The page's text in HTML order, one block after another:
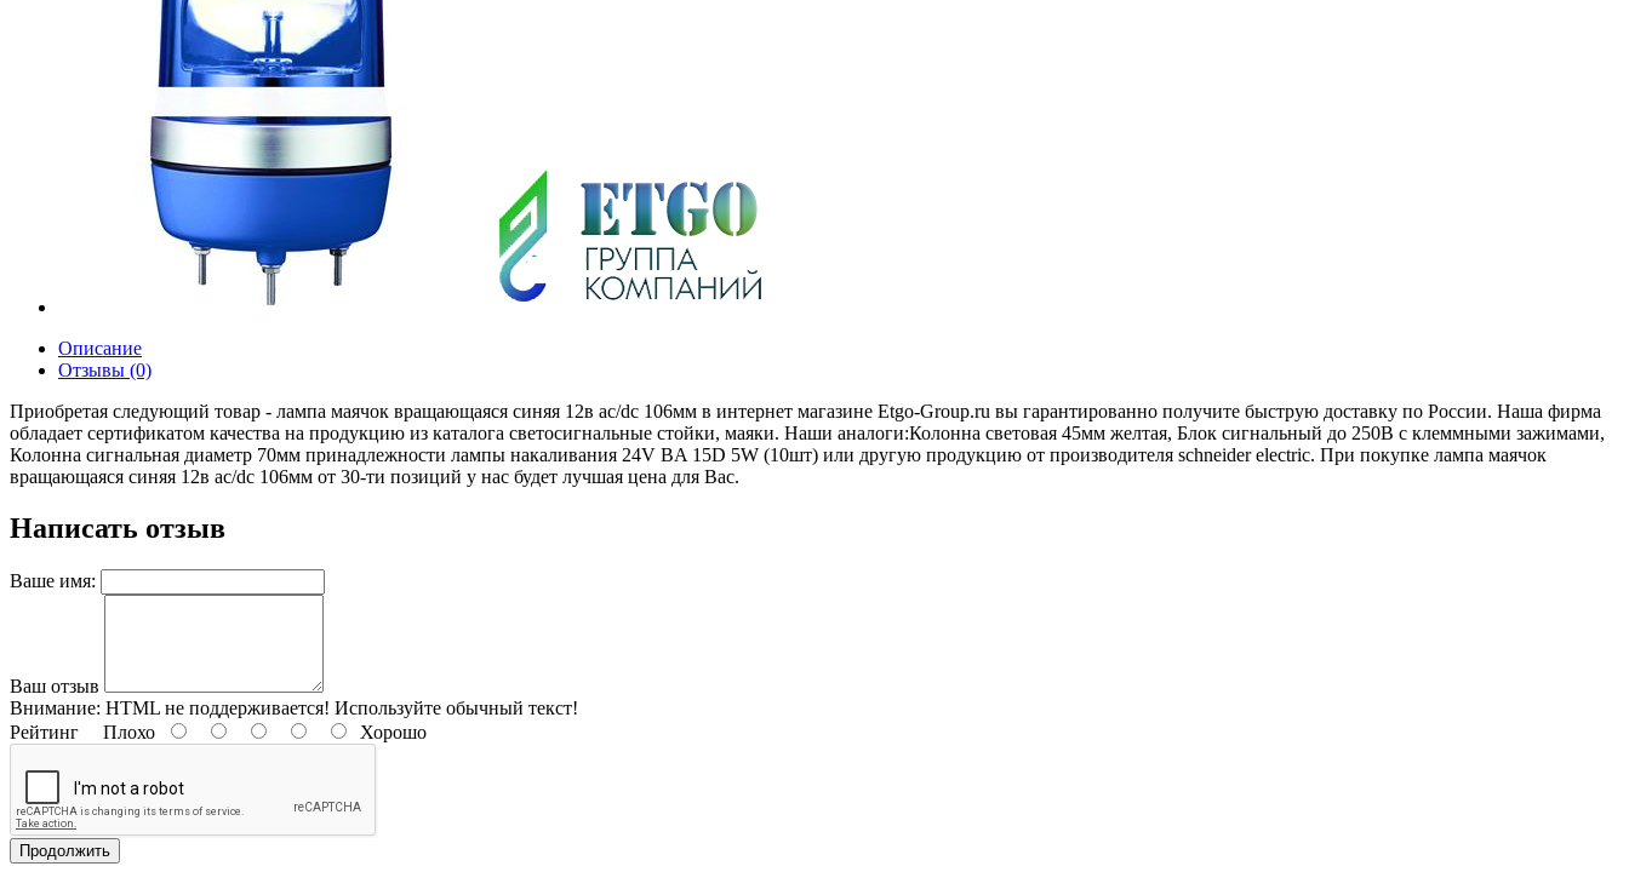
Описание
Отзывы (0)
Приобретая следующий товар - лампа маячок вращающаяся синяя 12в ac/dc 106мм в интернет магазине Etgo-Group.ru вы гарантированно получите быструю доставку по России. Наша фирма
обладает сертификатом качества на продукцию из каталога светосигнальные стойки, маяки. Наши аналоги:Колонна световая 45мм желтая, Блок сигнальный до 250В с клеммными зажимами,
Колонна сигнальная диаметр 70мм принадлежности лампы накаливания 24V BA 15D 5W (10шт) или другую продукцию от производителя schneider electric. При покупке лампа маячок
вращающаяся синяя 12в ac/dc 106мм от 30-ти позиций у нас будет лучшая цена для Вас.
Написать отзыв
Ваше имя:
Ваш отзыв
Внимание: HTML не поддерживается! Используйте обычный текст!
Рейтинг Плохо Хорошо
Продолжить